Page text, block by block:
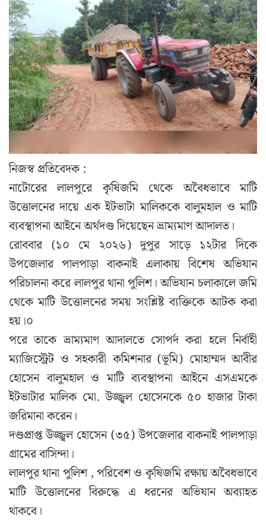
নিজস্ব প্রতিবেদক :
নাটোরের লালপুরে কৃষিজমি থেকে অবৈধভাবে মাটি
উত্তোলনের দায়ে এক ইটভাটা মালিককে বালুমহাল ও মাটি
ব্যবস্থাপনা আইনে অর্থদণ্ড দিয়েছেন ভ্রাম্যমাণ আদালত।
রোববার (১০ মে ২০২৬) দুপুর সাড়ে ১২টার দিকে
উপজেলার পালপাড়া বাকনাই এলাকায় বিশেষ অভিযান
পরিচালনা করে লালপুর থানা পুলিশ। অভিযান চলাকালে জমি
থেকে মাটি উত্তোলনের সময় সংশ্লিষ্ট ব্যক্তিকে আটক করা
হয়।০
পরে তাকে ভ্রাম্যমাণ আদালতে সোপর্দ করা হলে নির্বাহী
ম্যাজিস্ট্রেট ও সহকারী কমিশনার (ভূমি) মোহাম্মদ আবীর
হোসেন বালুমহাল ও মাটি ব্যবস্থাপনা আইনে এসএমকে
ইটভাটার মালিক মো. উজ্জ্বল হোসেনকে ৫০ হাজার টাকা
জরিমানা করেন।
দণ্ডপ্রাপ্তউজ্জ্বল হোসেন(৩৫)উপজেলারবাকনাইপালপাড়া
গ্রামেরবাসিন্দা।
লালপুরথানা পুলিশ ,পরিবেশওকৃষিজমিরক্ষায়অবৈধভাবে
মাটি উত্তোলনের বিরুদ্ধে এ ধরনের অভিযান অব্যাহত
থাকবে।